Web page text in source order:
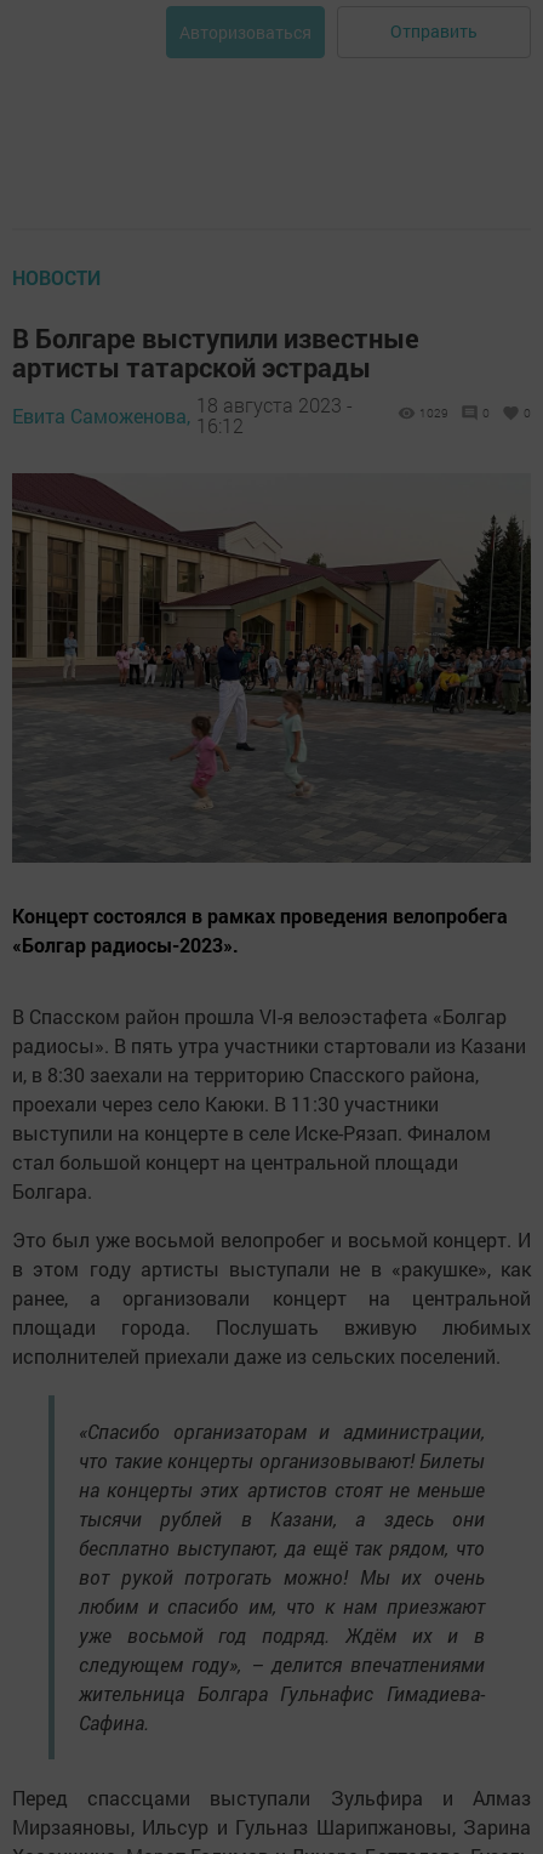
Авторизоваться Отправить
НОВОСТИ
В Болгаре выступили известные
артисты татарской эстрады
Евита Саможенова, 18 августа 2023 -
16:12
1029 0 0
Концерт состоялся в рамках проведения велопробега
«Болгар радиосы-2023».
В Спасском район прошла VI-я велоэстафета «Болгар
радиосы». В пять утра участники стартовали из Казани
и, в 8:30 заехали на территорию Спасского района,
проехали через село Каюки. В 11:30 участники
выступили на концерте в селе Иске-Рязап. Финалом
стал большой концерт на центральной площади
Болгара.
Это был уже восьмой велопробег и восьмой концерт. И
в этом году артисты выступали не в «ракушке», как
ранее, а организовали концерт на центральной
площади города. Послушать вживую любимых
исполнителей приехали даже из сельских поселений.
«Спасибо организаторам и администрации,
что такие концерты организовывают! Билеты
на концерты этих артистов стоят не меньше
тысячи рублей в Казани, а здесь они
бесплатно выступают, да ещё так рядом, что
вот рукой потрогать можно! Мы их очень
любим и спасибо им, что к нам приезжают
уже восьмой год подряд. Ждём их и в
следующем году», – делится впечатлениями
жительница Болгара Гульнафис Гимадиева-
Сафина.
Перед спассцами выступали Зульфира и Алмаз
Мирзаяновы, Ильсур и Гульназ Шарипжановы, Зарина